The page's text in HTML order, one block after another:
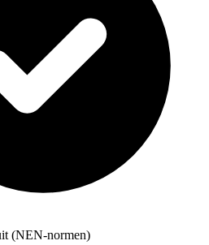
(NEN-normen)